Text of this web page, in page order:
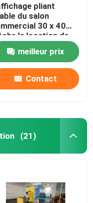
pliant
du salon
30 x 40
la location de
du salon
20x20
meilleur prix
Contact
(21)